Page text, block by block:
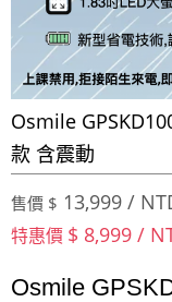
Osmile
款 含震動
售價 $ 13,999 /
特惠價 $ 8,999 /
Osmile